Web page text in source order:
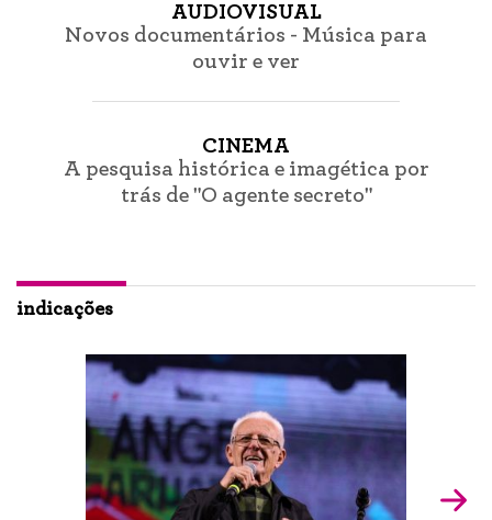
AUDIOVISUAL
Novos documentários - Música para
ouvir e ver
CINEMA
A pesquisa histórica e imagética por
trás de "O agente secreto"
indicações